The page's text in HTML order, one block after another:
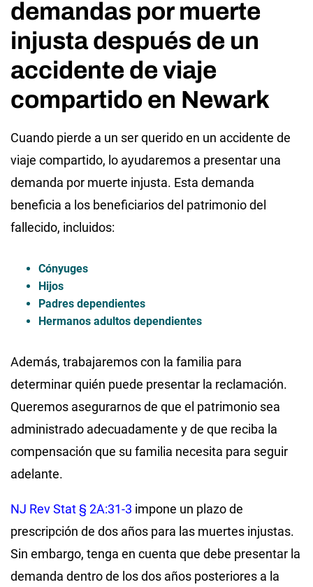
demandas por muerte
injusta después de un
accidente de viaje
compartido en Newark
Cuando pierde a un ser querido en un accidente de
viaje compartido, lo ayudaremos a presentar una
demanda por muerte injusta. Esta demanda
beneficia a los beneficiarios del patrimonio del
fallecido, incluidos:
Cónyuges
Hijos
Padres dependientes
Hermanos adultos dependientes
Además, trabajaremos con la familia para
determinar quién puede presentar la reclamación.
Queremos asegurarnos de que el patrimonio sea
administrado adecuadamente y de que reciba la
compensación que su familia necesita para seguir
adelante.
NJ Rev Stat § 2A:31-3 impone un plazo de
prescripción de dos años para las muertes injustas.
Sin embargo, tenga en cuenta que debe presentar la
demanda dentro de los dos años posteriores a la